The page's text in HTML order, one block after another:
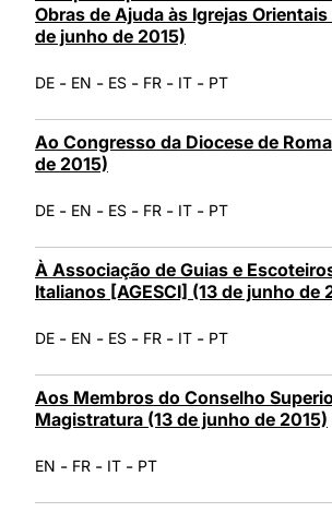
Obras de Ajuda às Igrejas Orientais
de junho de 2015)
DE - EN - ES - FR - IT - PT
Ao Congresso da Diocese de
de 2015)
DE - EN - ES - FR - IT - PT
À Associação de Guias e
Italianos [AGESCI] (13 de junho de
DE - EN - ES - FR - IT - PT
Aos Membros do Conselho
Magistratura (13 de junho de 2015)
EN - FR - IT - PT